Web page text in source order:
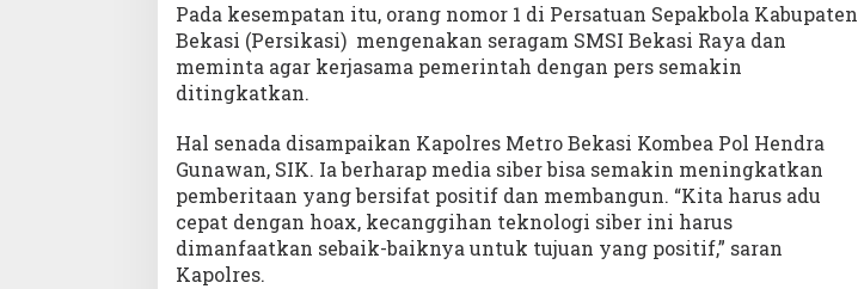
Pada kesempatan itu, orang nomor 1 di Persatuan Sepakbola Kabupaten
Bekasi (Persikasi) mengenakan seragam SMSI Bekasi Raya dan
meminta agar kerjasama pemerintah dengan pers semakin
ditingkatkan.
Hal senada disampaikan Kapolres Metro Bekasi Kombea Pol Hendra
Gunawan, SIK. Ia berharap media siber bisa semakin meningkatkan
pemberitaan yang bersifat positif dan membangun. “Kita harus adu
cepat dengan hoax, kecanggihan teknologi siber ini harus
dimanfaatkan sebaik-baiknya untuk tujuan yang positif,” saran
Kapolres.